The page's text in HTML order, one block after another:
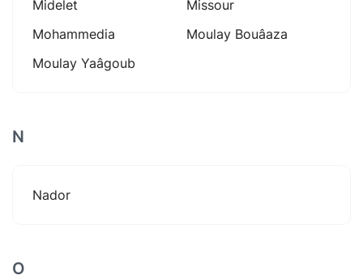
Midelet
Missour
Mohammedia
Moulay Bouâaza
Moulay Yaâgoub
N
Nador
O